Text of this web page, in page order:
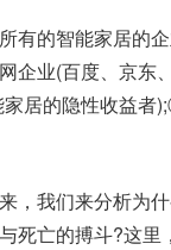
有的智能家居的
企业(百度、京东
居的隐性收益
，我们来分析为
死亡的搏斗?这里